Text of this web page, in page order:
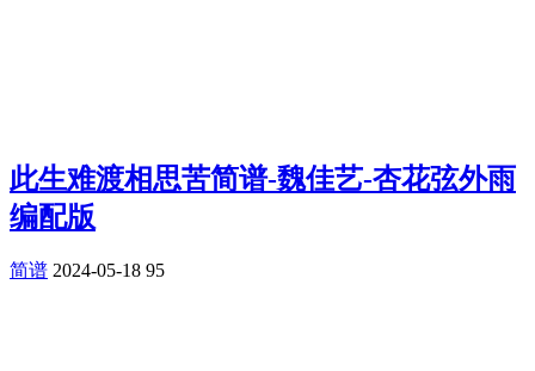
此生难渡相思苦简谱-魏佳艺-杏花弦外雨
编配版
简谱 2024-05-18 95